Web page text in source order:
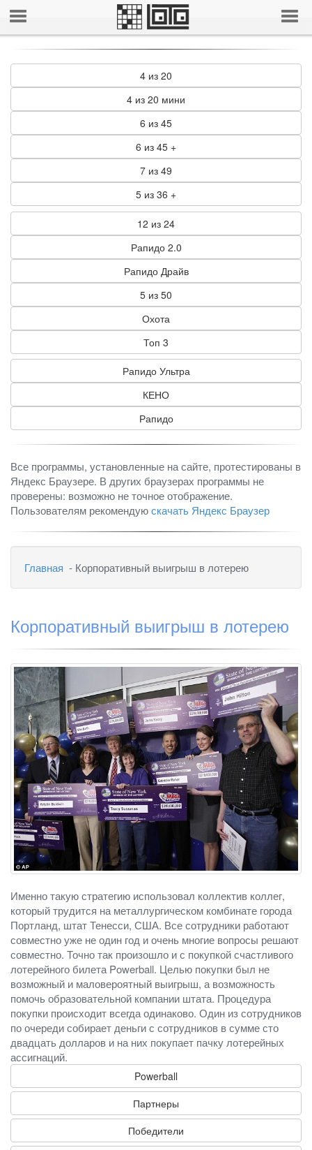
4 из 20
4 из 20 мини
6 из 45
6 из 45 +
7 из 49
5 из 36 +
12 из 24
Рапидо 2.0
Рапидо Драйв
5 из 50
Охота
Топ 3
Рапидо Ультра
КЕНО
Рапидо
Все программы, установленные на сайте, протестированы в
Яндекс Браузере. В других браузерах программы не
проверены: возможно не точное отображение.
Пользователям рекомендуюскачать Яндекс Браузер
Главная - Корпоративный выигрыш в лотерею
Корпоративный выигрыш в лотерею
Именно такую стратегию использовал коллектив коллег,
который трудится на металлургическом комбинате города
Портланд, штат Тенесси, США. Все сотрудники работают
совместно уже не один год и очень многие вопросы решают
совместно. Точно так произошло и с покупкой счастливого
лотерейного билета Powerball. Целью покупки был не
возможный и маловероятный выигрыш, а возможность
помочь образовательной компании штата. Процедура
покупки происходит всегда одинаково. Один из сотрудников
по очереди собирает деньги с сотрудников в сумме сто
двадцать долларов и на них покупает пачку лотерейных
ассигнаций.
Powerball
Партнеры
Победители